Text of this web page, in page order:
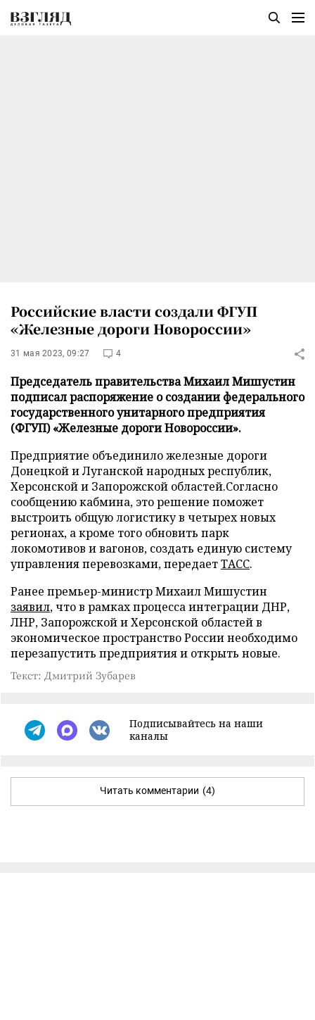
Российские власти создали ФГУП
«Железные дороги Новороссии»
31 мая 2023, 09:27 4
Председатель правительства Михаил Мишустин
подписал распоряжение о создании федерального
государственного унитарного предприятия
(ФГУП) «Железные дороги Новороссии».
Предприятие объединило железные дороги
Донецкой и Луганской народных республик,
Херсонской и Запорожской областей.Согласно
сообщению кабмина, это решение поможет
выстроить общую логистику в четырех новых
регионах, а кроме того обновить парк
локомотивов и вагонов, создать единую систему
управления перевозками, передаетТАСС.
Ранее премьер-министр Михаил Мишустин
заявил, что в рамках процесса интеграции ДНР,
ЛНР, Запорожской и Херсонской областей в
экономическое пространство России необходимо
перезапустить предприятия и открыть новые.
Текст: Дмитрий Зубарев
Подписывайтесь на наши
каналы
Читать комментарии (4)